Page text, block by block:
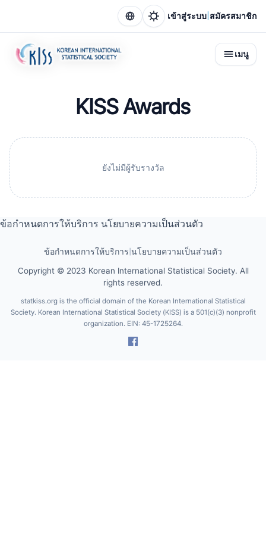
เข้าสู่ระบบ สมัครสมาชิก
เมนู
KISS Awards
ยังไม่มีผู้รับรางวัล
ข้อกำหนดการให้บริการ นโยบายความเป็นส่วนตัว
ข้อกำหนดการให้บริการ นโยบายความเป็นส่วนตัว
Copyright © 2023 Korean International Statistical Society. All
rights reserved.
statkiss.org is the official domain of the Korean International Statistical
Society. Korean International Statistical Society (KISS) is a 501(c)(3) nonprofit
organization. EIN: 45-1725264.